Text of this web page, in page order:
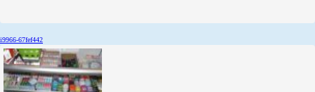
i9966-67fef442